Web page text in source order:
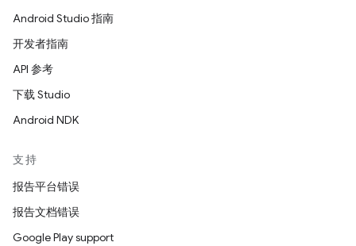
Android Studio 指南
开发者指南
API 参考
下载 Studio
Android NDK
支持
报告平台错误
报告文档错误
Google Play support